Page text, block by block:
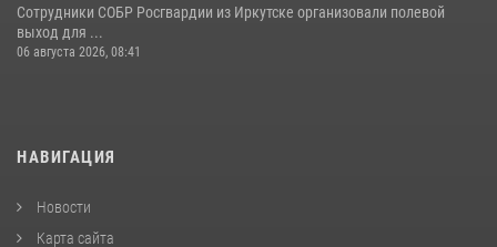
Сотрудники СОБР Росгвардии из Иркутске организовали полевой
выход для ...
06 августа 2026, 08:41
НАВИГАЦИЯ
Новости
Карта сайта